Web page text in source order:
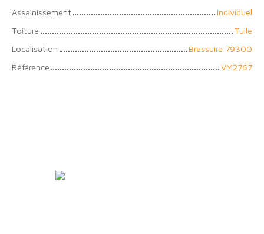
Assainissement
Individuel
Toiture
Tuile
Localisation
Bressuire 79300
Référence
VM2767